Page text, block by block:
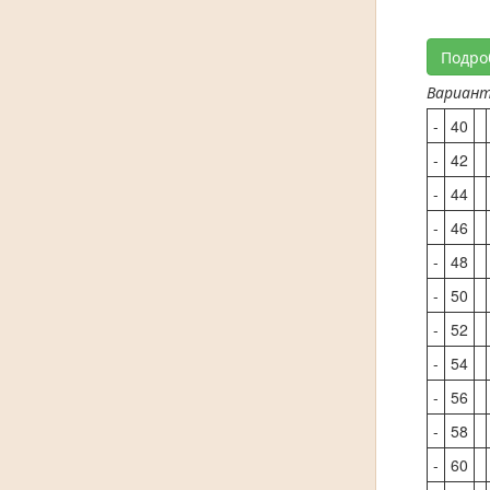
-
40
-
42
-
44
-
46
-
48
-
50
-
52
-
54
-
56
-
58
-
60